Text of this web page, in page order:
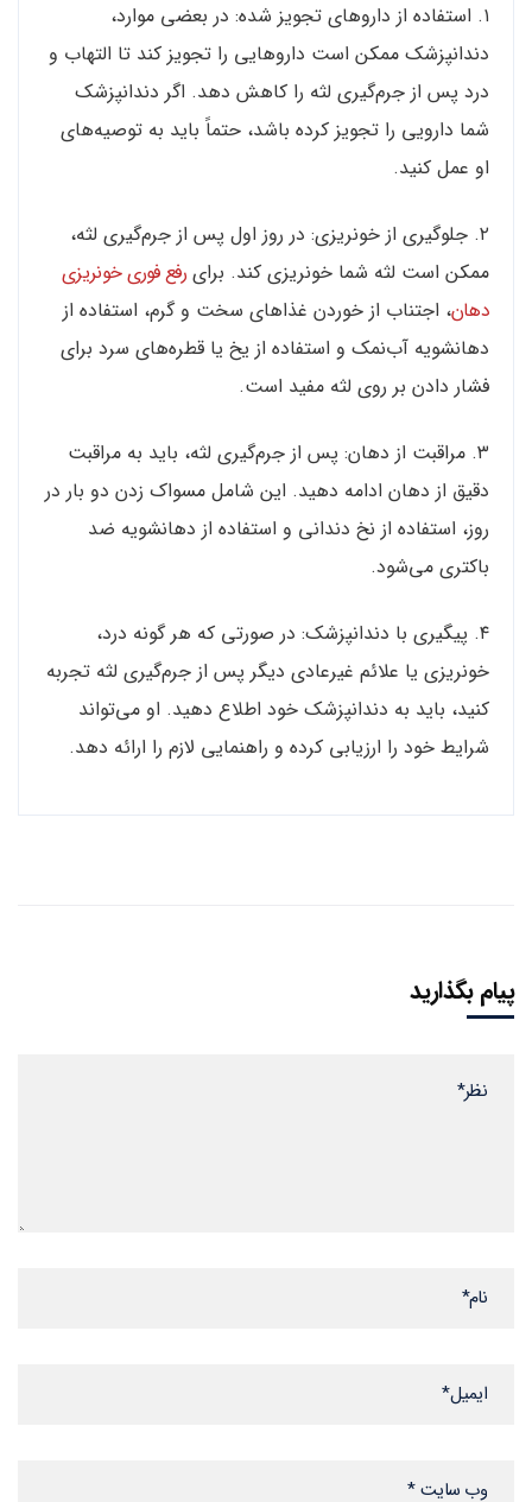
۱. استفاده از داروهای تجویز شده: در بعضی موارد،
دندانپزشک ممکن است داروهایی را تجویز کند تا التهاب و
درد پس از جرم‌گیری لثه را کاهش دهد. اگر دندانپزشک
شما دارویی را تجویز کرده باشد، حتماً باید به توصیه‌های
او عمل کنید.
۲. جلوگیری از خونریزی: در روز اول پس از جرم‌گیری لثه،
ممکن است لثه شما خونریزی کند. برای رفع فوری خونریزی
دهان، اجتناب از خوردن غذاهای سخت و گرم، استفاده از
دهانشویه آب‌نمک و استفاده از یخ یا قطره‌های سرد برای
فشار دادن بر روی لثه مفید است.
۳. مراقبت از دهان: پس از جرم‌گیری لثه، باید به مراقبت
دقیق از دهان ادامه دهید. این شامل مسواک زدن دو بار در
روز، استفاده از نخ دندانی و استفاده از دهانشویه ضد
باکتری می‌شود.
۴. پیگیری با دندانپزشک: در صورتی که هر گونه درد،
خونریزی یا علائم غیرعادی دیگر پس از جرم‌گیری لثه تجربه
کنید، باید به دندانپزشک خود اطلاع دهید. او می‌تواند
شرایط خود را ارزیابی کرده و راهنمایی لازم را ارائه دهد.
پیام بگذارید